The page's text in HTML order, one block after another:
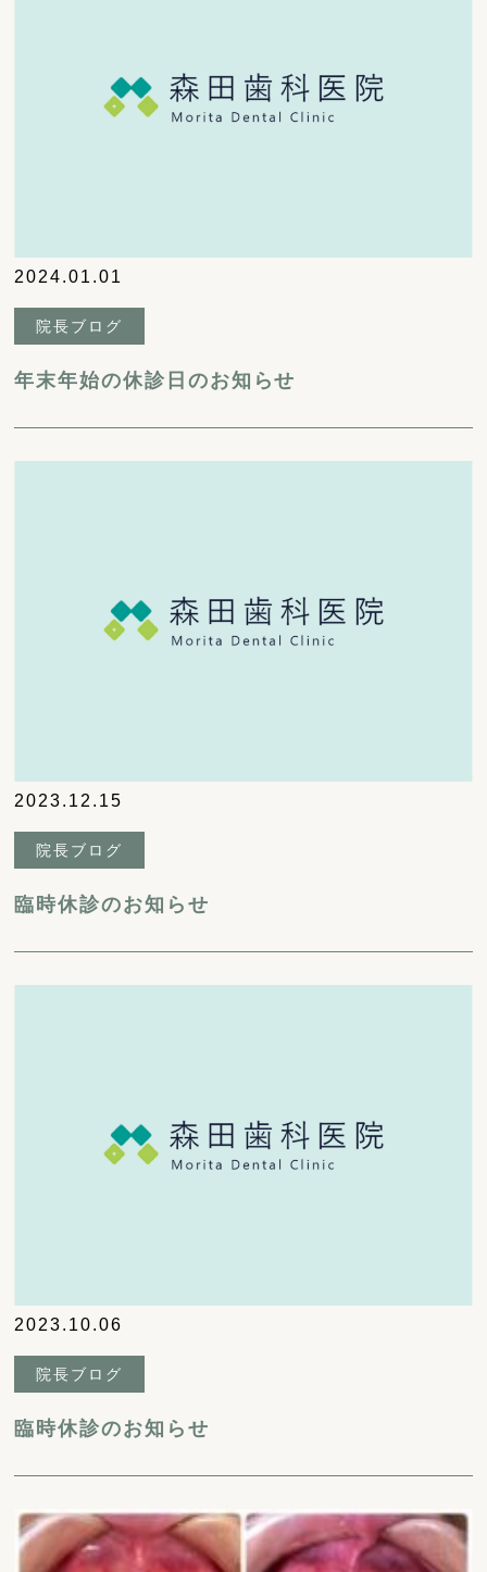
2024.01.01
院長ブログ
年末年始の休診日のお知らせ
2023.12.15
院長ブログ
臨時休診のお知らせ
2023.10.06
院長ブログ
臨時休診のお知らせ